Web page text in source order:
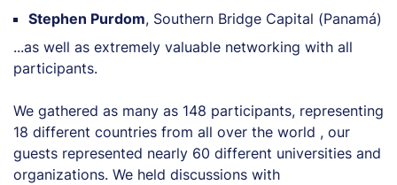
Stephen Purdom, Southern Bridge Capital (Panamá)
...as well as extremely valuable networking with all
participants.
We gathered as many as 148 participants, representing
18 different countries from all over the world , our
guests represented nearly 60 different universities and
organizations. We held discussions with